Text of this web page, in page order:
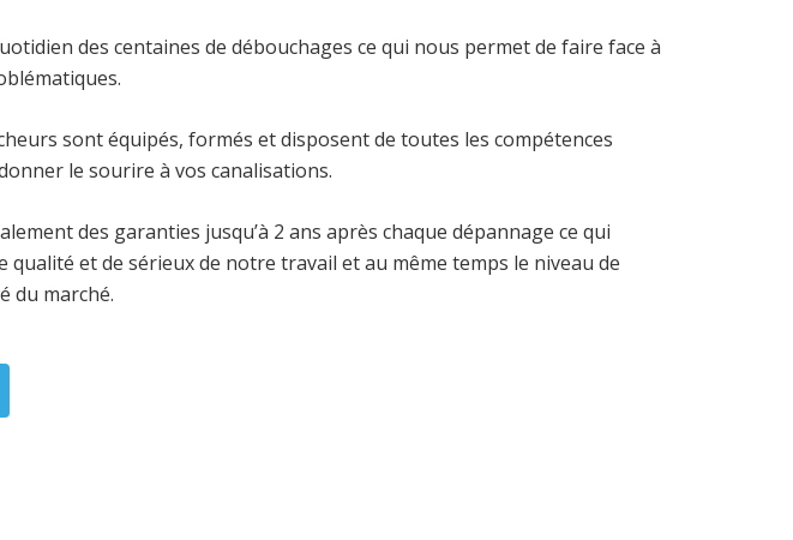
des centaines de débouchages ce qui nous permet de faire face à
sont équipés, formés et disposent de toutes les compétences
le sourire à vos canalisations.
des garanties jusqu’à 2 ans après chaque dépannage ce qui
qualité et de sérieux de notre travail et au même temps le niveau de
du marché.